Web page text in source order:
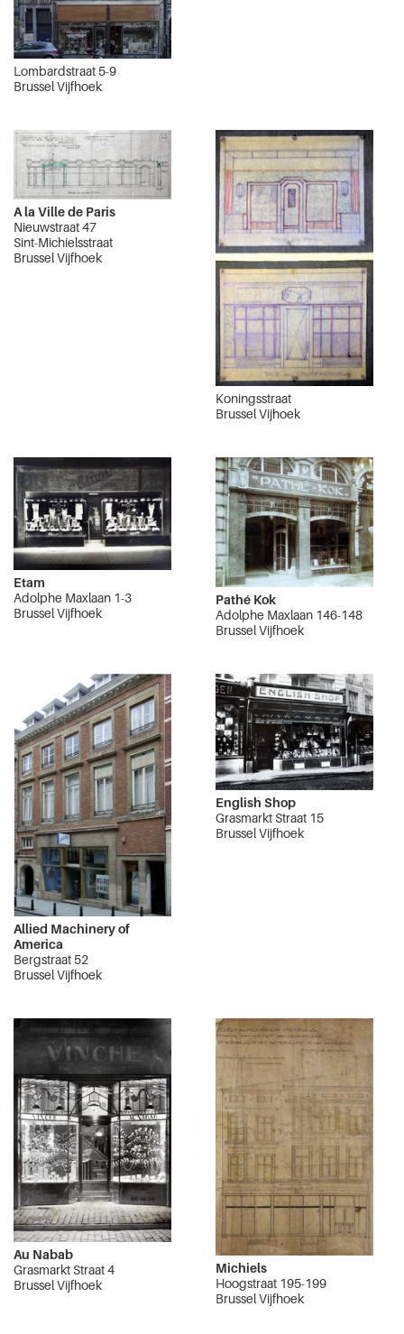
Lombardstraat 5-9
Brussel Vijfhoek
A la Ville de Paris
Nieuwstraat 47
Sint-Michielsstraat
Brussel Vijfhoek
Koningsstraat
Brussel Vijhoek
Etam
Adolphe Maxlaan 1-3
Brussel Vijfhoek
Pathé Kok
Adolphe Maxlaan 146-148
Brussel Vijfhoek
Allied Machinery of
America
Bergstraat 52
Brussel Vijfhoek
English Shop
Grasmarkt Straat 15
Brussel Vijfhoek
Au Nabab
Grasmarkt Straat 4
Brussel Vijfhoek
Michiels
Hoogstraat 195-199
Brussel Vijfhoek